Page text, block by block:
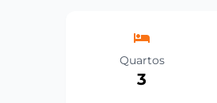
Quartos
3